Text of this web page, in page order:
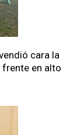
cara la
en alto